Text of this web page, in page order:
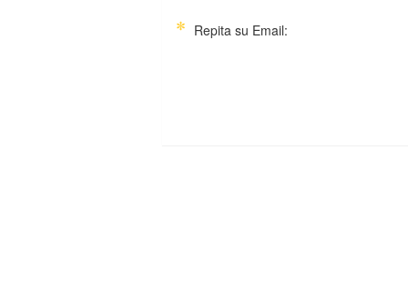
Repita su Email: